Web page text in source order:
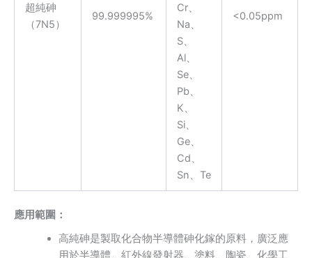
超純砷
（7N5）
99.999995%
Cr、
Na、
S、
Al、
Se、
Pb、
K、
Si、
Ge、
Cd、
Sn、Te
<0.05ppm
應用範圍 ：
⾼純砷是製取化合物半導體砷化鎵的原料，廣泛應
⽤於半導體、紅外線發射器、塗料、陶瓷、化學工